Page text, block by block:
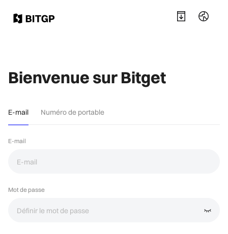
Bienvenue sur Bitget
E-mail Numéro de portable
E-mail
Mot de passe